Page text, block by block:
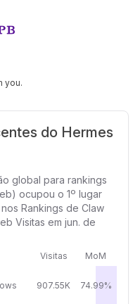
you.
do Hermes
global para rankings
ocupou o 1º lugar
Rankings de Claw
Visitas em jun. de
Visitas MoM
907.55K 74.99%